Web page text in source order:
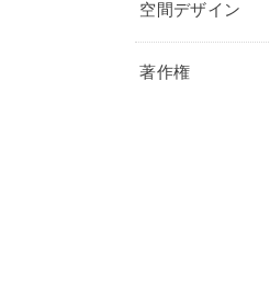
空間デザイン
著作権